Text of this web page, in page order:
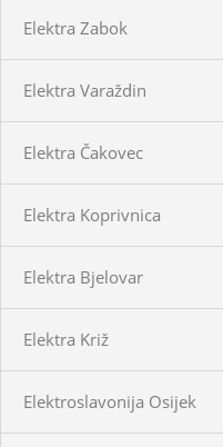
Elektra Zabok
Elektra Varaždin
Elektra Čakovec
Elektra Koprivnica
Elektra Bjelovar
Elektra Križ
Elektroslavonija Osijek